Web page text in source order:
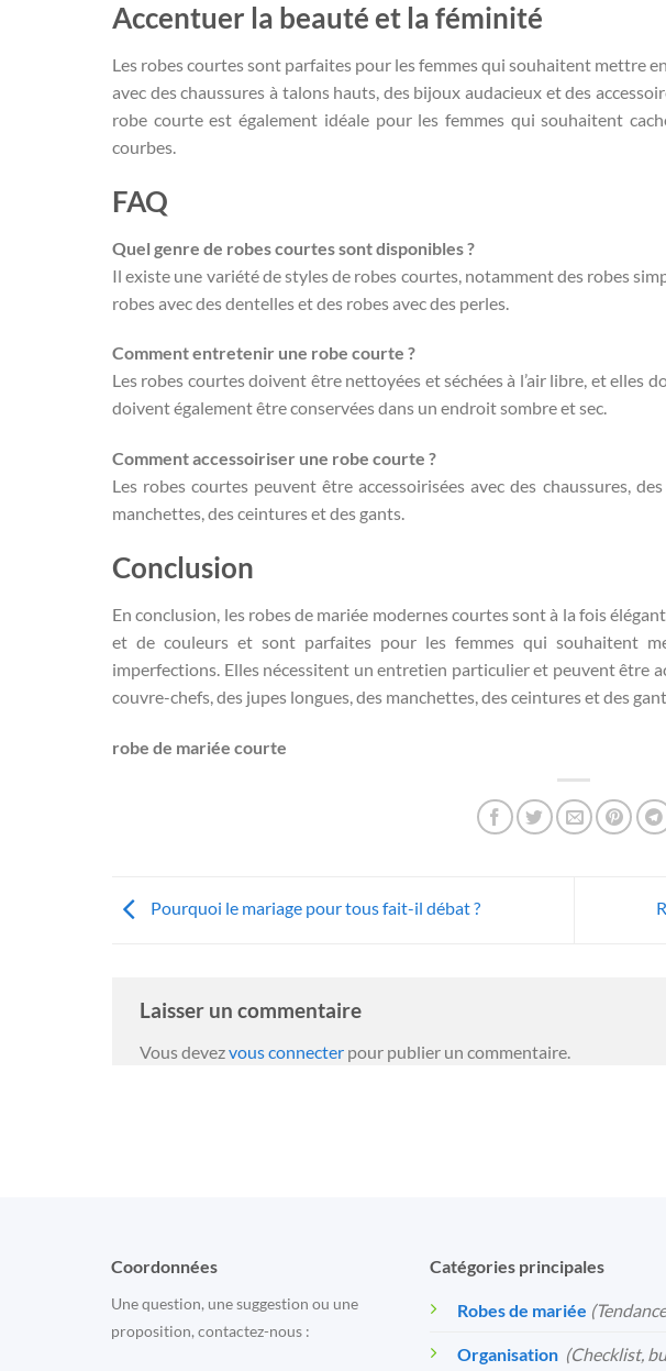
Accentuer la beauté et la féminité
Les robes courtes sont parfaites pour les femmes qui souhaitent mettre
avec des chaussures à talons hauts, des bijoux audacieux et des
robe courte est également idéale pour les femmes qui souhaitent
courbes.
FAQ
Quel genre de robes courtes sont disponibles ?
Il existe une variété de styles de robes courtes, notamment des robes
robes avec des dentelles et des robes avec des perles.
Comment entretenir une robe courte ?
Les robes courtes doivent être nettoyées et séchées à l’air libre, et elles
doivent également être conservées dans un endroit sombre et sec.
Comment accessoiriser une robe courte ?
Les robes courtes peuvent être accessoirisées avec des chaussures,
manchettes, des ceintures et des gants.
Conclusion
En conclusion, les robes de mariée modernes courtes sont à la fois
et de couleurs et sont parfaites pour les femmes qui souhaitent
imperfections. Elles nécessitent un entretien particulier et peuvent être
couvre-chefs, des jupes longues, des manchettes, des ceintures et des
robe de mariée courte
Pourquoi le mariage pour tous fait-il débat ?
Laisser un commentaire
Vous devezvous connecter pour publier un commentaire.
Coordonnées
Une question, une suggestion ou une
proposition, contactez-nous :
Catégories principales
Robes de mariée
Organisation (Checklist,